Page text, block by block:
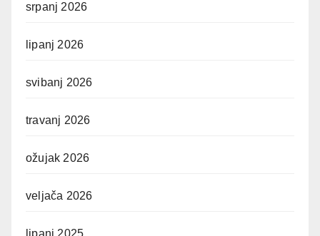
srpanj 2026
lipanj 2026
svibanj 2026
travanj 2026
ožujak 2026
veljača 2026